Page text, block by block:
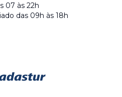
07 às 22h
das 09h às 18h